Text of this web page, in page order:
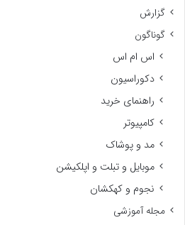
گزارش
گوناگون
اس ام اس
دکوراسیون
راهنمای خرید
کامپیوتر
مد و پوشاک
موبایل و تبلت و اپلکیشن
نجوم و کهکشان
مجله آموزشی